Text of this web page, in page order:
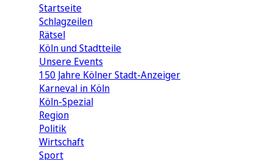
Startseite
Schlagzeilen
Rätsel
Köln und Stadtteile
Unsere Events
150 Jahre Kölner Stadt-Anzeiger
Karneval in Köln
Köln-Spezial
Region
Politik
Wirtschaft
Sport